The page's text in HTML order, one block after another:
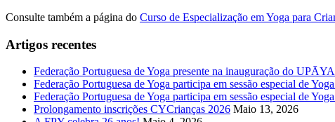
Consulte também a página do Curso de Especialização em Yoga para
Artigos recentes
Federação Portuguesa de Yoga presente na inauguração do
Federação Portuguesa de Yoga participa em sessão especial de
Federação Portuguesa de Yoga participa em sessão especial de
Prolongamento inscrições CYCrianças 2026 Maio 13, 2026